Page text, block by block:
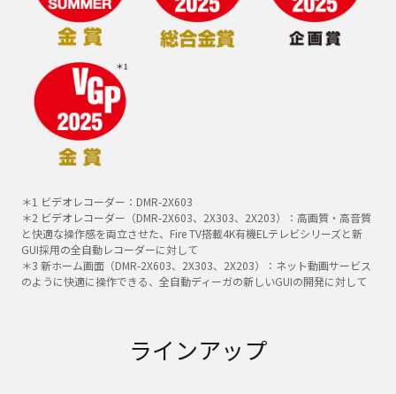
＊1 ビデオレコーダー：DMR-2X603
＊2 ビデオレコーダー（DMR-2X603、2X303、2X203）：高画質・高音質
と快適な操作感を両立させた、Fire TV搭載4K有機ELテレビシリーズと新
GUI採用の全自動レコーダーに対して
＊3 新ホーム画面（DMR-2X603、2X303、2X203）：ネット動画サービス
のように快適に操作できる、全自動ディーガの新しいGUIの開発に対して
ラインアップ